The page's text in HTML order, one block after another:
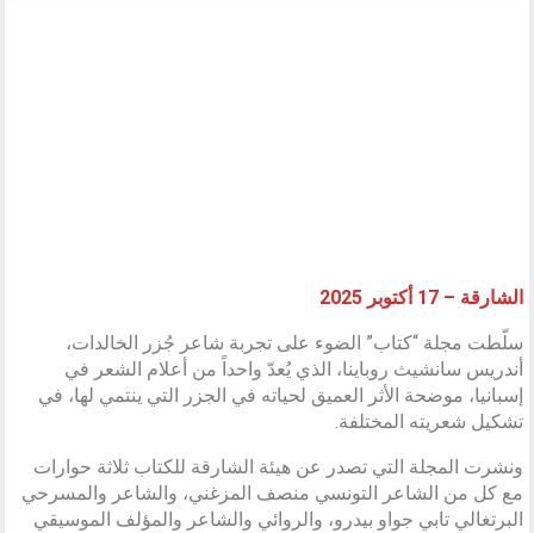
الشارقة – 17 أكتوبر 2025
سلّطت مجلة “كتاب” الضوء على تجربة شاعر جُزر الخالدات،
أندريس سانشيث روباينا، الذي يُعدّ واحداً من أعلام الشعر في
إسبانيا، موضحة الأثر العميق لحياته في الجزر التي ينتمي لها، في
تشكيل شعريته المختلفة.
ونشرت المجلة التي تصدر عن هيئة الشارقة للكتاب ثلاثة حوارات
مع كل من الشاعر التونسي منصف المزغني، والشاعر والمسرحي
البرتغالي تابي جواو بيدرو، والروائي والشاعر والمؤلف الموسيقي